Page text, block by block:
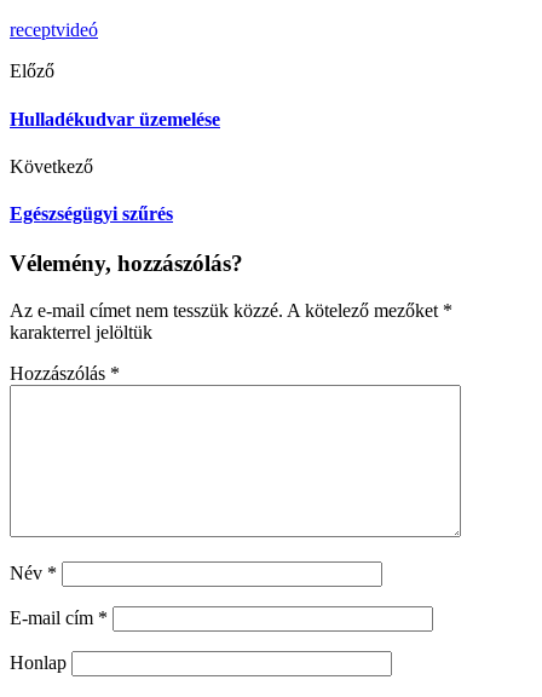
receptvideó
Előző
Hulladékudvar üzemelése
Következő
Egészségügyi szűrés
Vélemény, hozzászólás?
Az e-mail címet nem tesszük közzé. A kötelező mezőket *
karakterrel jelöltük
Hozzászólás *
Név *
E-mail cím *
Honlap